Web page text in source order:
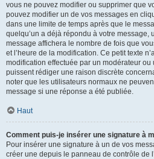
vous ne pouvez modifier ou supprimer que
pouvez modifier un de vos messages en
dans une limite de temps après que le
quelqu’un a déjà répondu à votre message,
message affichera le nombre de fois que
et l’heure de la modification. Ce petit texte
modification effectuée par un modérateur ou
puissent rédiger une raison discrète
noter que les utilisateurs normaux ne
message si une réponse a été publiée.
Haut
Comment puis-je insérer une signature à
Pour insérer une signature à un de vos
créer une depuis le panneau de contrôle de